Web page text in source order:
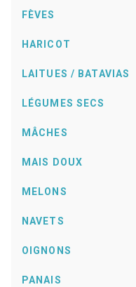
FÈVES
HARICOT
LAITUES / BATAVIAS
LÉGUMES SECS
MÂCHES
MAIS DOUX
MELONS
NAVETS
OIGNONS
PANAIS